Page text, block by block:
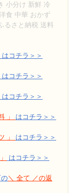
小分け 新鮮 冷
食 中華 おかず
るさと納税 送料
はコチラ＞＞
はコチラ＞＞
はコチラ＞＞
」 はコチラ＞＞
」 はコチラ＞＞
はコチラ＞＞
＼ 全て ／の返